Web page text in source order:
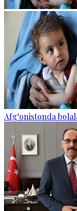
Afg‘onistonda